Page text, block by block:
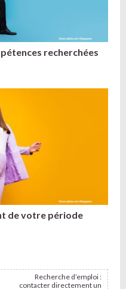
recherchées
de votre période
Recherche d’emploi :
contacter directement un